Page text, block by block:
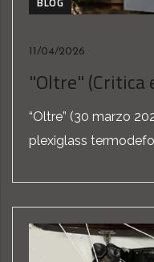
11/04/2026
"Oltre" (Critica
“Oltre” (30 marzo
plexiglass